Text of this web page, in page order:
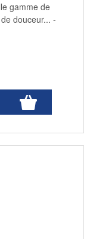
gamme de
douceur... -